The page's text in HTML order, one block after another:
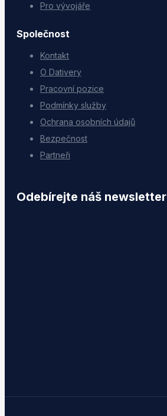
Pro vývojáře
Společnost
Kontakt
O Dativery
Pracovní pozice
Podmínky služby
Ochrana osobních údajů
Bezpečnost
Partneři
Odebírejte náš newsletter